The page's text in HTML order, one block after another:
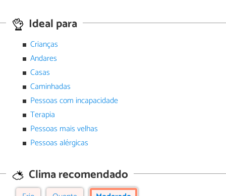
Ideal para
Crianças
Andares
Casas
Caminhadas
Pessoas com incapacidade
Terapia
Pessoas mais velhas
Pessoas alérgicas
Clima recomendado